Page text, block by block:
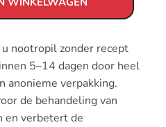
nootropil zonder recept
5–14 dagen door heel
anonieme verpakking.
de behandeling van
en verbetert de